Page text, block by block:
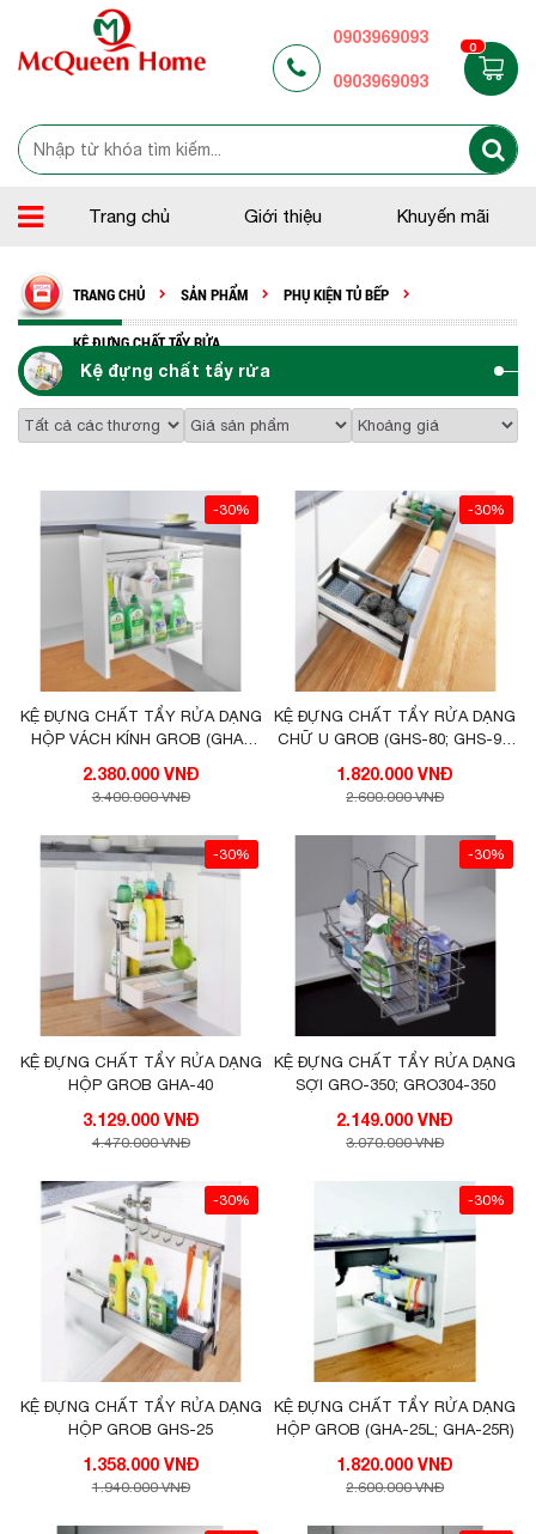
0903969093
0903969093
0
Trang chủ Giới thiệu Khuyến mãi
TRANG CHỦ SẢN PHẨM PHỤ KIỆN TỦ BẾP
KỆ ĐỰNG CHẤT TẨY RỬA
Kệ đựng chất tẩy rửa
-30%
KỆ ĐỰNG CHẤT TẨY RỬA DẠNG
HỘP VÁCH KÍNH GROB (GHA-
2.380.000 VNĐ
3.400.000 VNĐ
-30%
KỆ ĐỰNG CHẤT TẨY RỬA DẠNG
CHỮ U GROB (GHS-80; GHS-90;
1.820.000 VNĐ
2.600.000 VNĐ
-30%
KỆ ĐỰNG CHẤT TẨY RỬA DẠNG
HỘP GROB GHA-40
3.129.000 VNĐ
4.470.000 VNĐ
-30%
KỆ ĐỰNG CHẤT TẨY RỬA DẠNG
SỢI GRO-350; GRO304-350
2.149.000 VNĐ
3.070.000 VNĐ
-30%
KỆ ĐỰNG CHẤT TẨY RỬA DẠNG
HỘP GROB GHS-25
1.358.000 VNĐ
1.940.000 VNĐ
-30%
KỆ ĐỰNG CHẤT TẨY RỬA DẠNG
HỘP GROB (GHA-25L; GHA-25R)
1.820.000 VNĐ
2.600.000 VNĐ